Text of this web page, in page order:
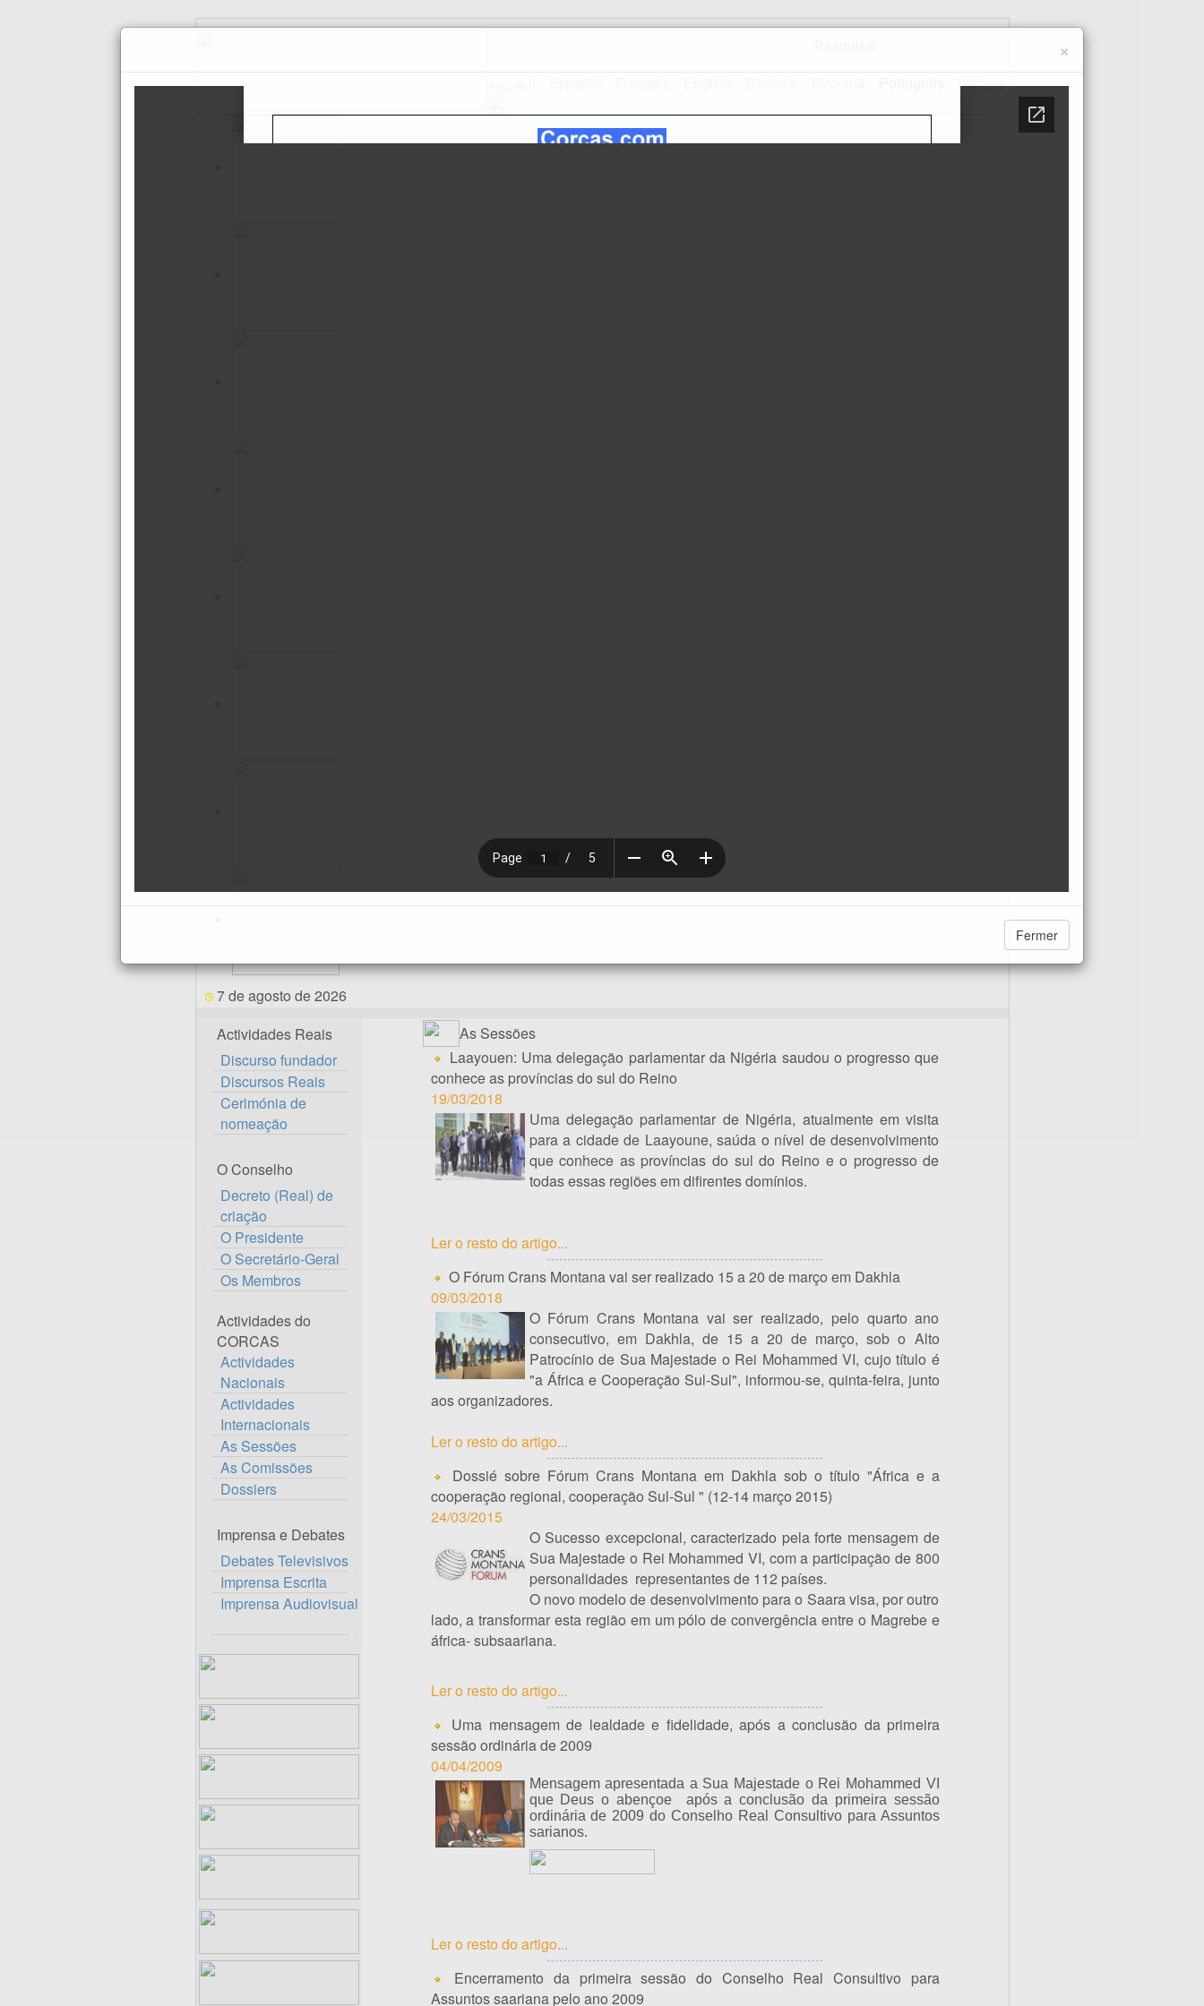
Italiano
7 de agosto de 2026
Actividades Reais
Discurso fundador
Discursos Reais
Cerimónia de
nomeação
O Conselho
Decreto (Real) de
criação
O Presidente
O Secretário-Geral
Os Membros
Actividades do
CORCAS
Actividades
Nacionais
Actividades
Internacionais
As Sessões
As Comissões
Dossiers
Imprensa e Debates
Debates Televisivos
Imprensa Escrita
Imprensa Audiovisual
As Sessões
Laayouen: Uma delegação parlamentar da Nigéria saudou o progresso que
conhece as províncias do sul do Reino
19/03/2018
Uma delegação parlamentar de Nigéria, atualmente em visita
para a cidade de Laayoune, saúda o nível de desenvolvimento
que conhece as províncias do sul do Reino e o progresso de
todas essas regiões em difirentes domínios.
Ler o resto do artigo...
O Fórum Crans Montana vai ser realizado 15 a 20 de março em Dakhla
09/03/2018
O Fórum Crans Montana vai ser realizado, pelo quarto ano
consecutivo, em Dakhla, de 15 a 20 de março, sob o Alto
Patrocínio de Sua Majestade o Rei Mohammed VI, cujo título é
"a África e Cooperação Sul-Sul", informou-se, quinta-feira, junto
aos organizadores.
Ler o resto do artigo...
Dossié sobre Fórum Crans Montana em Dakhla sob o título "África e a
cooperação regional, cooperação Sul-Sul " (12-14 março 2015)
24/03/2015
O Sucesso excepcional, caracterizado pela forte mensagem de
Sua Majestade o Rei Mohammed VI, com a participação de 800
personalidades representantes de 112 países.
O novo modelo de desenvolvimento para o Saara visa, por outro
lado, a transformar esta região em um pólo de convergência entre o Magrebe e
áfrica- subsaariana.
Ler o resto do artigo...
Uma mensagem de lealdade e fidelidade, após a conclusão da primeira
sessão ordinária de 2009
04/04/2009
Mensagem apresentada a Sua Majestade o Rei Mohammed VI
que Deus o abençoe após a conclusão da primeira sessão
ordinária de 2009do Conselho Real Consultivo para Assuntos
sarianos.
Ler o resto do artigo...
Encerramento da primeira sessão do Conselho Real Consultivo para
Assuntos saariana pelo ano 2009
×
Fermer